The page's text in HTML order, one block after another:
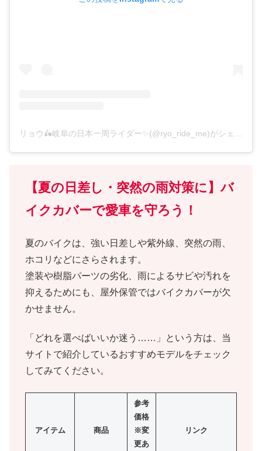
【夏の日差し・突然の雨対策に】バ
イクカバーで愛車を守ろう！
夏のバイクは、強い日差しや紫外線、突然の雨、
ホコリなどにさらされます。
塗装や樹脂パーツの劣化、雨によるサビや汚れを
抑えるためにも、屋外保管ではバイクカバーが欠
かせません。
「どれを選べばいいか迷う……」という方は、当
サイトで紹介しているおすすめモデルをチェック
してみてください。
アイテム 商品
参考
価格
※変
更あ
リンク